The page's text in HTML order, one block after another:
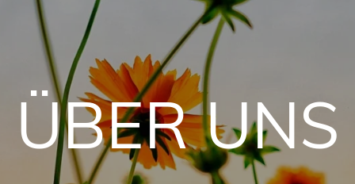
ÜBER UNS